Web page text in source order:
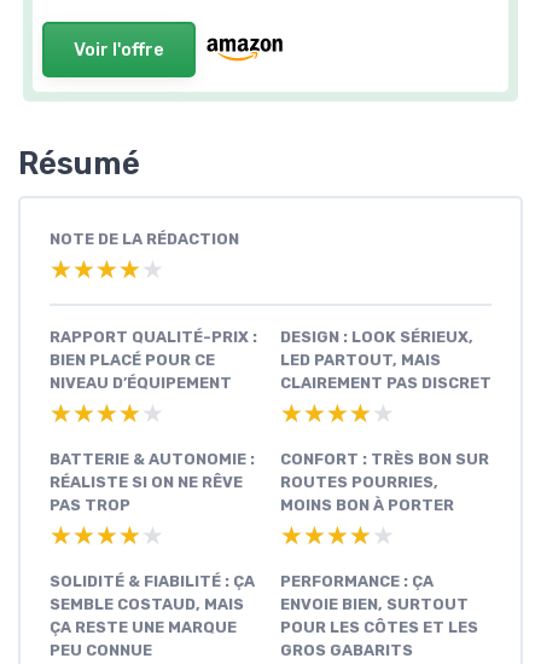
Voir l'offre
Résumé
NOTE DE LA RÉDACTION
★★★★★
★★★★★
RAPPORT QUALITÉ-PRIX :
BIEN PLACÉ POUR CE
NIVEAU D’ÉQUIPEMENT
★★★★★
★★★★★
DESIGN : LOOK SÉRIEUX,
LED PARTOUT, MAIS
CLAIREMENT PAS DISCRET
★★★★★
★★★★★
BATTERIE & AUTONOMIE :
RÉALISTE SI ON NE RÊVE
PAS TROP
★★★★★
★★★★★
CONFORT : TRÈS BON SUR
ROUTES POURRIES,
MOINS BON À PORTER
★★★★★
★★★★★
SOLIDITÉ & FIABILITÉ : ÇA
SEMBLE COSTAUD, MAIS
ÇA RESTE UNE MARQUE
PEU CONNUE
PERFORMANCE : ÇA
ENVOIE BIEN, SURTOUT
POUR LES CÔTES ET LES
GROS GABARITS